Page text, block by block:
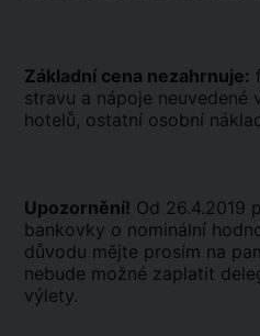
Základní cena nezahrnuje:
stravu a nápoje neuvedené
hotelů, ostatní osobní
Upozornění! Od 26.4.2019
bankovky o nominální
důvodu mějte prosím na
nebude možné zaplatit
výlety.